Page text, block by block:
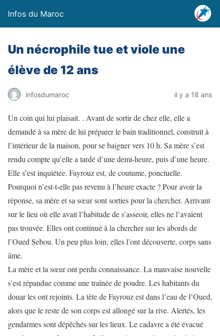
Infos du Maroc
Un nécrophile tue et viole une
élève de 12 ans
infosdumaroc il y a 18 ans
Un coin qui lui plaisait. . Avant de sortir de chez elle, elle a
demandé à sa mère de lui préparer le bain traditionnel, construit à
l’intérieur de la maison, pour se baigner vers 10 h. Sa mère s’est
rendu compte qu’elle a tardé d’une demi-heure, puis d’une heure.
Elle s’est inquiétée. Fayrouz est, de coutume, ponctuelle.
Pourquoi n’est-t-elle pas revenu à l’heure exacte ? Pour avoir la
réponse, sa mère et sa sœur sont sorties pour la chercher. Arrivant
sur le lieu où elle avait l’habitude de s’asseoir, elles ne l’avaient
pas trouvée. Elles ont continué à la chercher sur les abords de
l’Oued Sebou. Un peu plus loin, elles l’ont découverte, corps sans
âme.
La mère et la sœur ont perdu connaissance. La mauvaise nouvelle
s’est répandue comme une traînée de poudre. Les habitants du
douar les ont rejoints. La tête de Fayrouz est dans l’eau de l’Oued,
alors que le reste de son corps est allongé sur la rive. Alertés, les
gendarmes sont dépêchés sur les lieux. Le cadavre a été évacué